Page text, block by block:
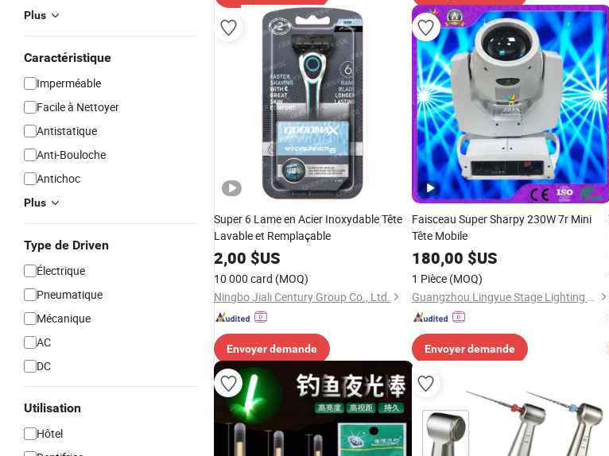
Plus
Caractéristique
Imperméable
Facile à Nettoyer
Antistatique
Anti-Bouloche
Antichoc
Plus
Type de Driven
Électrique
Pneumatique
Mécanique
AC
DC
Utilisation
Hôtel
Super 6 Lame en Acier Inoxydable Tête
Lavable et Remplaçable
2,00 $US
10 000 card (MOQ)
Ningbo Jiali Century Group Co., Ltd.
Envoyer demande
Faisceau Super Sharpy 230W 7r Mini
Tête Mobile
180,00 $US
1 Pièce (MOQ)
Guangzhou Lingyue Stage Lighting Equipment Co., Ltd.
Envoyer demande